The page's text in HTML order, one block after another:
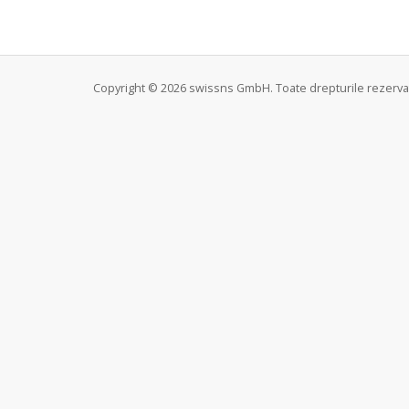
Copyright © 2026 swissns GmbH. Toate drepturile